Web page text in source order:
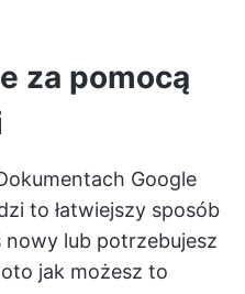
za pomocą
Google
to łatwiejszy sposób
nowy lub potrzebujesz
jak możesz to